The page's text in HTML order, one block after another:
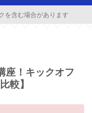
を含む場合があります
座！キックオフ
較】